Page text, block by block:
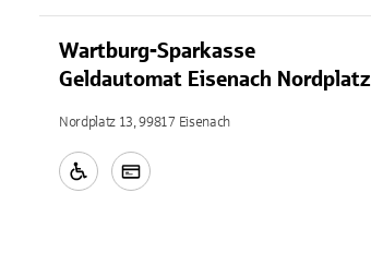
Wartburg-Sparkasse
Geldautomat Eisenach Nordplatz
Nordplatz 13, 99817 Eisenach